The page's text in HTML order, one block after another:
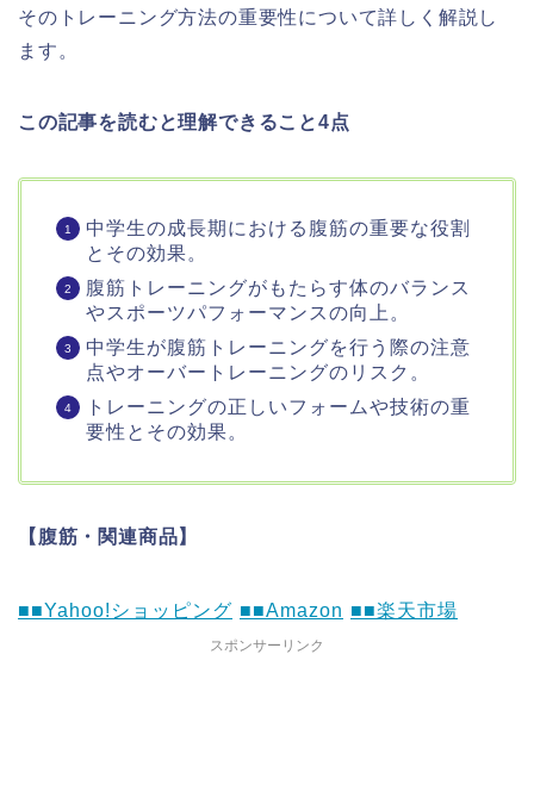
そのトレーニング方法の重要性について詳しく解説し
ます。
この記事を読むと理解できること4点
中学生の成長期における腹筋の重要な役割
とその効果。
腹筋トレーニングがもたらす体のバランス
やスポーツパフォーマンスの向上。
中学生が腹筋トレーニングを行う際の注意
点やオーバートレーニングのリスク。
トレーニングの正しいフォームや技術の重
要性とその効果。
【腹筋・関連商品】
■■Yahoo!ショッピング ■■Amazon ■■楽天市場
スポンサーリンク